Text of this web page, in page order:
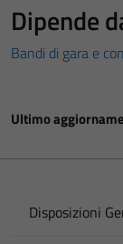
Dipende
Bandi di gara e
Ultimo
Disposizioni